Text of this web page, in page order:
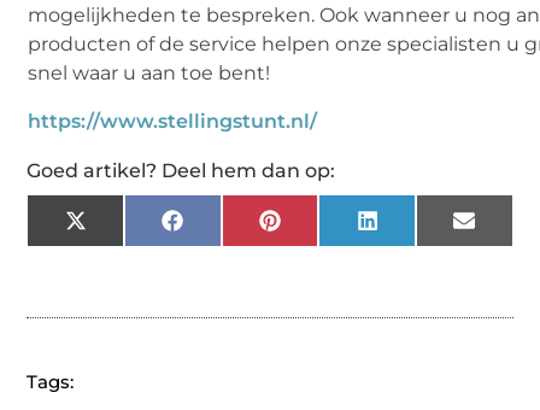
mogelijkheden te bespreken. Ook wanneer u nog
producten of de service helpen onze specialisten u
snel waar u aan toe bent!
https://www.stellingstunt.nl/
Goed artikel? Deel hem dan op:
X
(Twitter)
Facebook Pinterest LinkedIn Email
Tags: